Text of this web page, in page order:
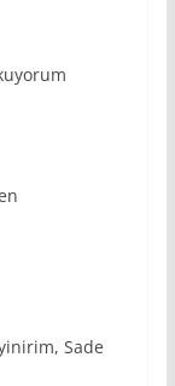
Sade